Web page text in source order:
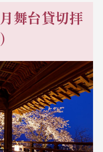
舞台貸切拝